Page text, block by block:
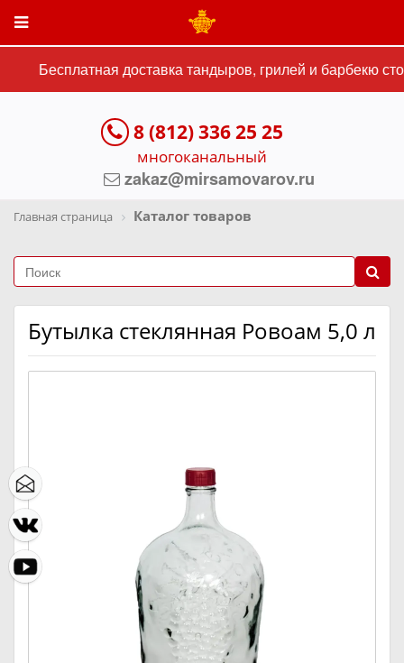
Бесплатная доставка тандыров, грилей и барбекю
8 (812) 336 25 25
многоканальный
zakaz@mirsamovarov.ru
Главная страница Каталог товаров
Бутылка стеклянная Ровоам 5,0 л